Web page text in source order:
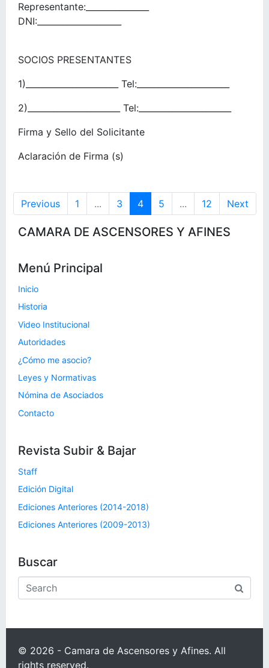
Representante:_______________
DNI:____________________
SOCIOS PRESENTANTES
1)______________________ Tel:______________________
2)______________________ Tel:______________________
Firma y Sello del Solicitante
Aclaración de Firma (s)
Previous 1 ... 3 4 5 ... 12 Next
CAMARA DE ASCENSORES Y AFINES
Menú Principal
Inicio
Historia
Video Institucional
Autoridades
¿Cómo me asocio?
Leyes y Normativas
Nómina de Asociados
Contacto
Revista Subir & Bajar
Staff
Edición Digital
Ediciones Anteriores (2014-2018)
Ediciones Anteriores (2009-2013)
Buscar
© 2026 - Camara de Ascensores y Afines. All
rights reserved.